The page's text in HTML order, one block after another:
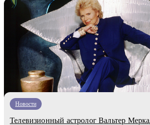
Новости
Телевизионный астролог Вальтер